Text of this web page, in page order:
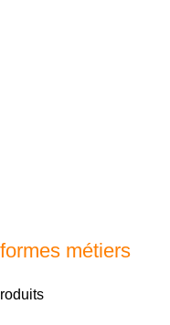
métiers